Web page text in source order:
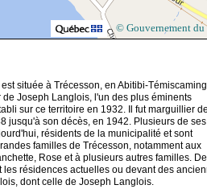
© Gouvernement du
située à Trécesson, en Abitibi-
Joseph Langlois, l'un des plus éminents
sur ce territoire en 1932. Il fut marguillier
jusqu'à son décès, en 1942. Plusieurs de ses
résidents de la municipalité et sont
familles de Trécesson, notamment aux
Rose et à plusieurs autres familles. De
les résidences actuelles ou devant des
dont celle de Joseph Langlois.